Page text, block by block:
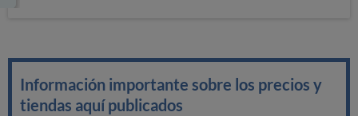
Información importante sobre los precios y
tiendas aquí publicados